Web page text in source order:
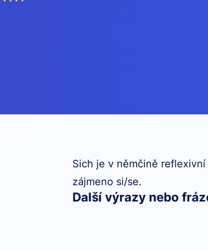
Sich je v němčině
zájmeno si/se.
Další výrazy nebo